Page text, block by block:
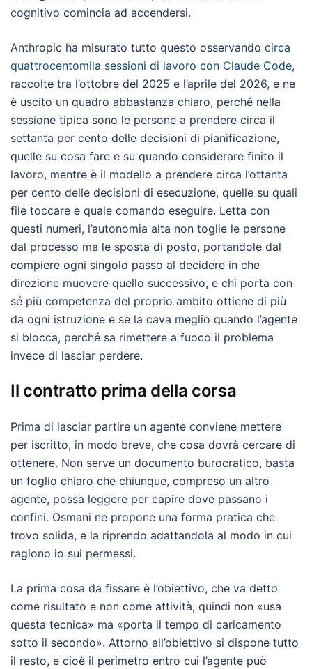
cognitivo comincia ad accendersi.
Anthropic ha misurato tutto questo osservando circa
quattrocentomila sessioni di lavoro con Claude Code,
raccolte tra l’ottobre del 2025 e l’aprile del 2026, e ne
è uscito un quadro abbastanza chiaro, perché nella
sessione tipica sono le persone a prendere circa il
settanta per cento delle decisioni di pianificazione,
quelle su cosa fare e su quando considerare finito il
lavoro, mentre è il modello a prendere circa l’ottanta
per cento delle decisioni di esecuzione, quelle su quali
file toccare e quale comando eseguire. Letta con
questi numeri, l’autonomia alta non toglie le persone
dal processo ma le sposta di posto, portandole dal
compiere ogni singolo passo al decidere in che
direzione muovere quello successivo, e chi porta con
sé più competenza del proprio ambito ottiene di più
da ogni istruzione e se la cava meglio quando l’agente
si blocca, perché sa rimettere a fuoco il problema
invece di lasciar perdere.
Il contratto prima della corsa
Prima di lasciar partire un agente conviene mettere
per iscritto, in modo breve, che cosa dovrà cercare di
ottenere. Non serve un documento burocratico, basta
un foglio chiaro che chiunque, compreso un altro
agente, possa leggere per capire dove passano i
confini. Osmani ne propone una forma pratica che
trovo solida, e la riprendo adattandola al modo in cui
ragiono io sui permessi.
La prima cosa da fissare è l’obiettivo, che va detto
come risultato e non come attività, quindi non «usa
questa tecnica» ma «porta il tempo di caricamento
sotto il secondo». Attorno all’obiettivo si dispone tutto
il resto, e cioè il perimetro entro cui l’agente può